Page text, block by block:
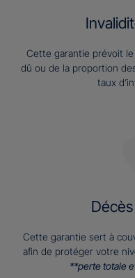
Cette garantie prévoit
dû ou de la proportion
taux
Cette garantie sert à
afin de protéger votre
**perte totale